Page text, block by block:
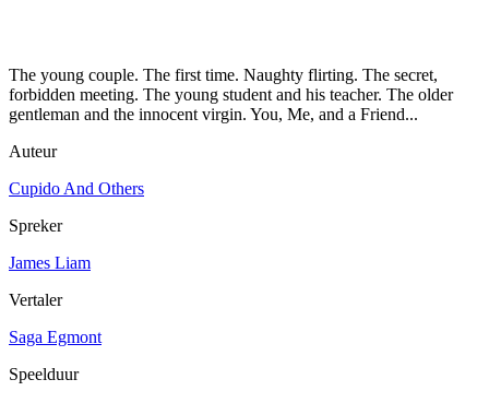
The young couple. The first time. Naughty flirting. The secret,
forbidden meeting. The young student and his teacher. The older
gentleman and the innocent virgin. You, Me, and a Friend...
Auteur
Cupido And Others
Spreker
James Liam
Vertaler
Saga Egmont
Speelduur